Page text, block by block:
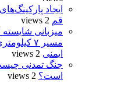
ایجاد
قم 2 views
میزبانی
مسیر ۷
ایمنی 2 views
جنگ تمدنی
است؟ 2 views